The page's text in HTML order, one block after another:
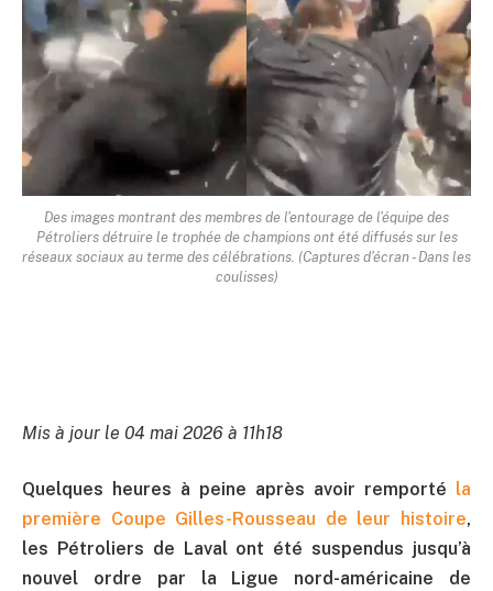
Des images montrant des membres de l'entourage de l'équipe des
Pétroliers détruire le trophée de champions ont été diffusés sur les
réseaux sociaux au terme des célébrations. (Captures d'écran - Dans les
coulisses)
Mis à jour le 04 mai 2026 à 11h18
Quelques heures à peine après avoir remporté la
première Coupe Gilles-Rousseau de leur histoire,
les Pétroliers de Laval ont été suspendus jusqu’à
nouvel ordre par la Ligue nord-américaine de